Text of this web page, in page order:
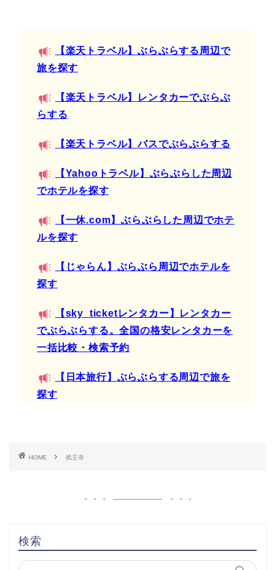
【楽天トラベル】ぶらぶらする周辺で
旅を探す
【楽天トラベル】レンタカーでぶらぶ
らする
【楽天トラベル】バスでぶらぶらする
【Yahooトラベル】ぶらぶらした周辺
でホテルを探す
【一休.com】ぶらぶらした周辺でホテ
ルを探す
【じゃらん】ぶらぶら周辺でホテルを
探す
【sky_ticketレンタカー】レンタカー
でぶらぶらする。全国の格安レンタカーを
一括比較・検索予約
【日本旅行】ぶらぶらする周辺で旅を
探す
HOME 祇王寺
検索